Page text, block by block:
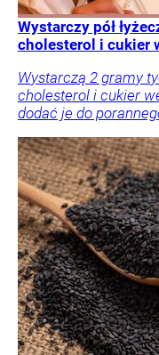
Wystarczy pół
cholesterol i cukier
Wystarczą 2 gramy
cholesterol i cukier
dodać je do